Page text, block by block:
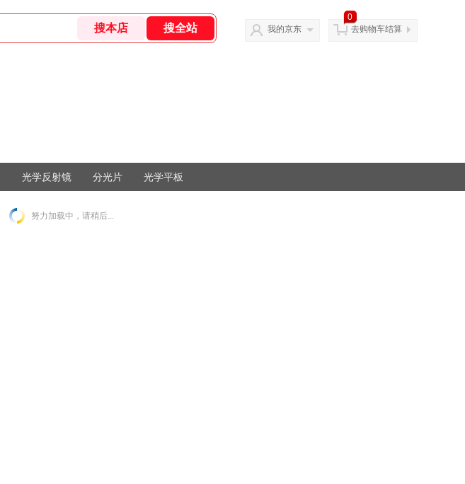
我的京东
0
去购物车结算
光学反射镜 分光片 光学平板
努力加载中，请稍后...